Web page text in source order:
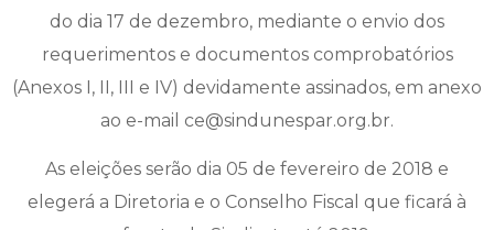
do dia 17 de dezembro, mediante o envio dos
requerimentos e documentos comprobatórios
(Anexos I, II, III e IV) devidamente assinados, em anexo
ao e-mail ce@sindunespar.org.br.
As eleições serão dia 05 de fevereiro de 2018 e
elegerá a Diretoria e o Conselho Fiscal que ficará à